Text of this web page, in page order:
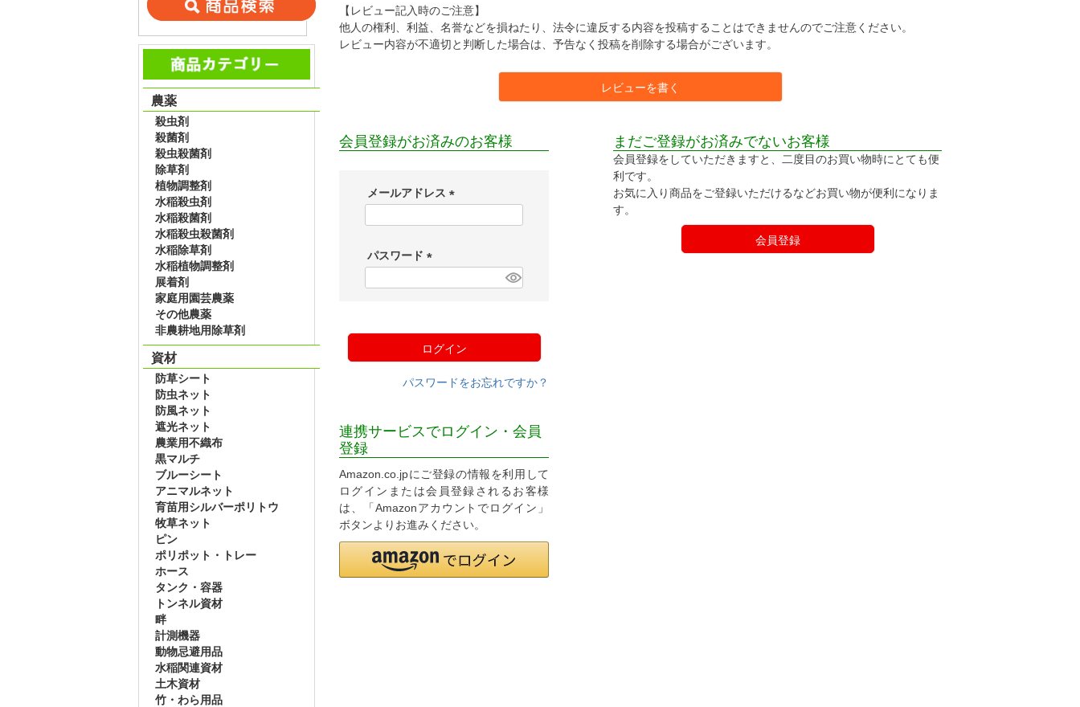
農薬
殺虫剤
殺菌剤
殺虫殺菌剤
除草剤
植物調整剤
水稲殺虫剤
水稲殺菌剤
水稲殺虫殺菌剤
水稲除草剤
水稲植物調整剤
展着剤
家庭用園芸農薬
その他農薬
非農耕地用除草剤
資材
防草シート
防虫ネット
防風ネット
遮光ネット
農業用不織布
黒マルチ
ブルーシート
アニマルネット
育苗用シルバーポリトウ
牧草ネット
ピン
ポリポット・トレー
ホース
タンク・容器
トンネル資材
畔
計測機器
動物忌避用品
水稲関連資材
土木資材
竹・わら用品
【レビュー記入時のご注意】
他人の権利、利益、名誉などを損ねたり、法令に違反する内容を投稿することはできませんのでご注意ください。
レビュー内容が不適切と判断した場合は、予告なく投稿を削除する場合がございます。
レビューを書く
会員登録がお済みのお客様
メールアドレス
)
パスワード
ログイン
パスワードをお忘れですか？
連携サービスでログイン・会員
登録
Amazon.co.jpにご登録の情報を利用して
ログインまたは会員登録されるお客様
は、「Amazonアカウントでログイン」
ボタンよりお進みください。
まだご登録がお済みでないお客様
会員登録をしていただきますと、二度目のお買い物時にとても便
利です。
お気に入り商品をご登録いただけるなどお買い物が便利になりま
す。
会員登録